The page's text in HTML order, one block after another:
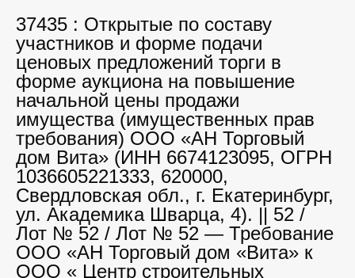
37435 : Открытые по составу
участников и форме подачи
ценовых предложений торги в
форме аукциона на повышение
начальной цены продажи
имущества (имущественных прав
требования) ООО «АН Торговый
дом Вита» (ИНН 6674123095, ОГРН
1036605221333, 620000,
Свердловская обл., г. Екатеринбург,
ул. Академика Шварца, 4). || 52 /
Лот № 52 / Лот № 52 — Требование
ООО «АН Торговый дом «Вита» к
ООО « Центр строительных